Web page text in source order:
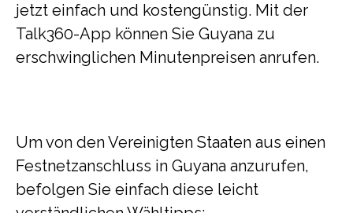
jetzt einfach und kostengünstig. Mit der
Talk360-App können Sie Guyana zu
erschwinglichen Minutenpreisen anrufen.
Um von den Vereinigten Staaten aus einen
Festnetzanschluss in Guyana anzurufen,
befolgen Sie einfach diese leicht